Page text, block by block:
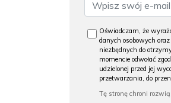
Oświadczam, że
danych osobowych
niezbędnych do
momencie odwołać
udzielonej przed jej
przetwarzania, do